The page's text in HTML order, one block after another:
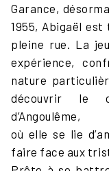
Garance,
1955, Abigaël est
pleine rue. La
expérience,
nature
découvrir le
d’Angoulême,
où elle se lie
faire face aux